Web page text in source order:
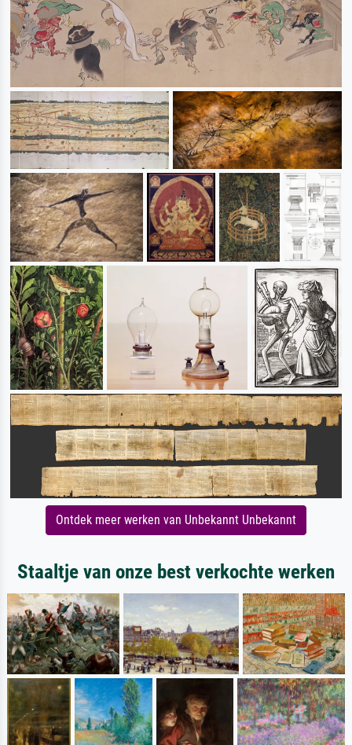
Ontdek meer werken van Unbekannt Unbekannt
Staaltje van onze best verkochte werken